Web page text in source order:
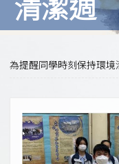
清潔週
為提醒同學時刻保持環境